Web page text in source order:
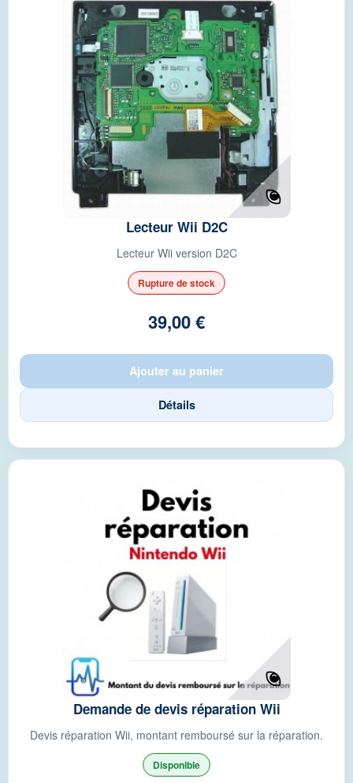
Lecteur Wii D2C
Lecteur Wii version D2C
Rupture de stock
39,00 €
Ajouter au panier
Détails
Demande de devis réparation Wii
Devis réparation Wii, montant remboursé sur la réparation.
Disponible